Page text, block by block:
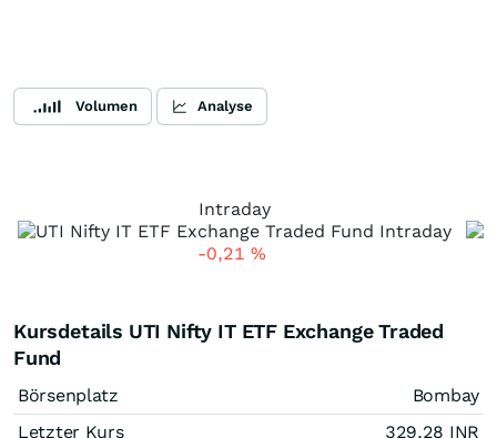
Volumen Analyse
Intraday
-0,21 %
Kursdetails UTI Nifty IT ETF Exchange Traded
Fund
Börsenplatz
Bombay
Letzter Kurs
329,28 INR